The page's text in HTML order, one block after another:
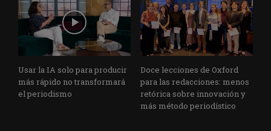
Usar la IA solo para producir
más rápido no transformará
el periodismo
Doce lecciones de Oxford
para las redacciones: menos
retórica sobre innovación y
más método periodístico